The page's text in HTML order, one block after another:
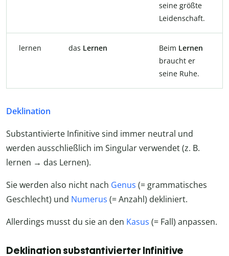
seine größte
Leidenschaft.
lernen das Lernen Beim Lernen
braucht er
seine Ruhe.
Deklination
Substantivierte Infinitive sind immer neutral und
werden ausschließlich im Singular verwendet (z. B.
lernen → das Lernen).
Sie werden also nicht nach Genus (= grammatisches
Geschlecht) und Numerus (= Anzahl) dekliniert.
Allerdings musst du sie an den Kasus (= Fall) anpassen.
Deklination substantivierter Infinitive